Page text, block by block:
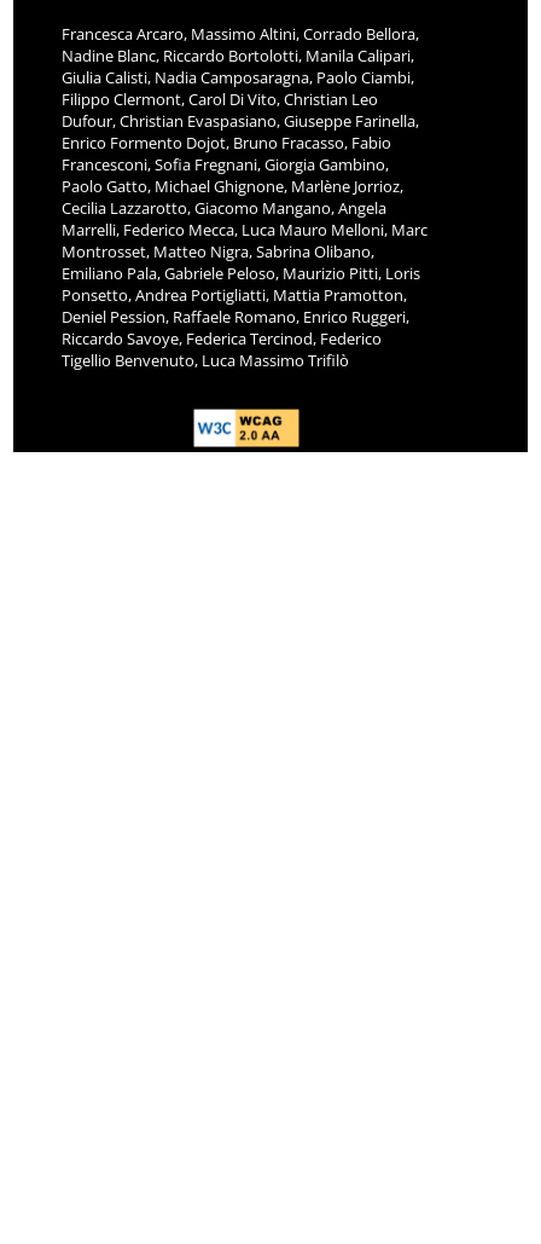
Francesca Arcaro, Massimo Altini, Corrado Bellora,
Nadine Blanc, Riccardo Bortolotti, Manila Calipari,
Giulia Calisti, Nadia Camposaragna, Paolo Ciambi,
Filippo Clermont, Carol Di Vito, Christian Leo
Dufour, Christian Evaspasiano, Giuseppe Farinella,
Enrico Formento Dojot, Bruno Fracasso, Fabio
Francesconi, Sofia Fregnani, Giorgia Gambino,
Paolo Gatto, Michael Ghignone, Marlène Jorrioz,
Cecilia Lazzarotto, Giacomo Mangano, Angela
Marrelli, Federico Mecca, Luca Mauro Melloni, Marc
Montrosset, Matteo Nigra, Sabrina Olibano,
Emiliano Pala, Gabriele Peloso, Maurizio Pitti, Loris
Ponsetto, Andrea Portigliatti, Mattia Pramotton,
Deniel Pession, Raffaele Romano, Enrico Ruggeri,
Riccardo Savoye, Federica Tercinod, Federico
Tigellio Benvenuto, Luca Massimo Trifilò